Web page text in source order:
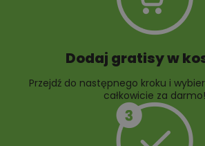
Dodaj gratisy w
Przejdź do następnego kroku i
całkowicie za darmo!